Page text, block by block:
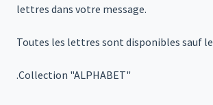
lettres dans votre message.
Toutes les lettres sont disponibles sauf
.Collection "ALPHABET"